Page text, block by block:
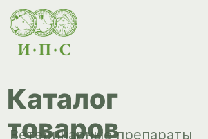
товаров
Ветеринарные препараты
Корма, кормовые добавки
Дезинфекция, дезинсекция, дератизация